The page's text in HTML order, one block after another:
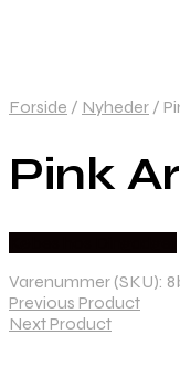
Forside / Nyheder /
Pink
Varenummer (SKU):
Previous Product
Next Product